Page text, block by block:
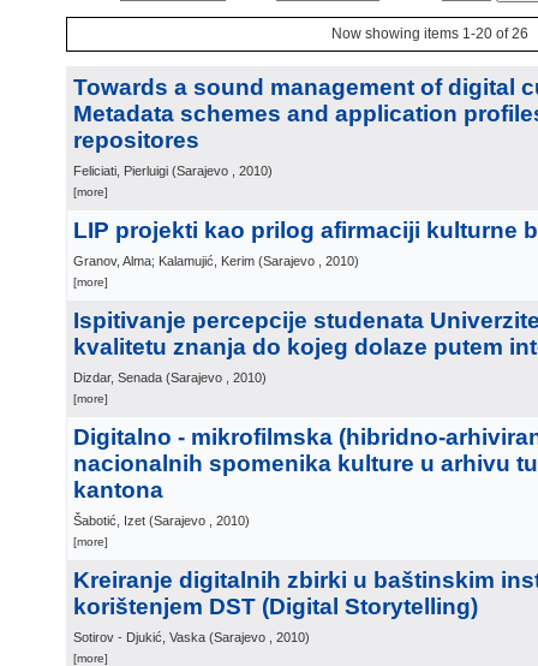
Now showing items 1-20 of 26
Towards a sound management of digital
Metadata schemes and application
repositores
Feliciati, Pierluigi (Sarajevo , 2010)
[more]
LIP projekti kao prilog afirmaciji kulturne
Granov, Alma; Kalamujić, Kerim (Sarajevo , 2010)
[more]
Ispitivanje percepcije studenata
kvalitetu znanja do kojeg dolaze putem
Dizdar, Senada (Sarajevo , 2010)
[more]
Digitalno - mikrofilmska (hibridno-
nacionalnih spomenika kulture u arhivu
kantona
Šabotić, Izet (Sarajevo , 2010)
[more]
Kreiranje digitalnih zbirki u baštinskim
korištenjem DST (Digital Storytelling)
Sotirov - Djukić, Vaska (Sarajevo , 2010)
[more]